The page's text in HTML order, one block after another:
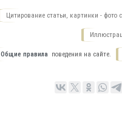
Цитирование статьи, картинки - фото
Общие правила поведения на сайте.